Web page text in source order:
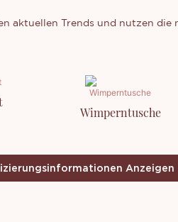
aktuellen Trends und nutzen die
Wimperntusche
Anzeigen